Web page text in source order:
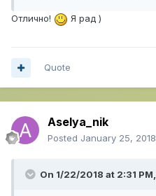
Отлично! Я рад )
Quote
Aselya_nik
Posted January 25, 2018
On 1/22/2018 at 2:31 PM,